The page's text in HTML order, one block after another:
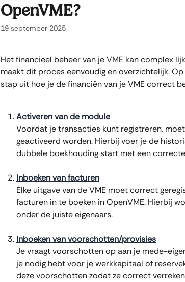
OpenVME?
19 september 2025
Het financieel beheer van je VME kan complex
maakt dit proces eenvoudig en overzichtelijk.
stap uit hoe je de financiën van je VME correct
Activeren van de module
Voordat je transacties kunt registreren,
geactiveerd worden. Hierbij voer je de
dubbele boekhouding start met een
Inboeken van facturen
Elke uitgave van de VME moet correct
facturen in te boeken in OpenVME. Hierbij
onder de juiste eigenaars.
Inboeken van voorschotten/provisies
Je vraagt voorschotten op aan je mede-
je nodig hebt voor je werkkapitaal of
deze voorschotten zodat ze correct